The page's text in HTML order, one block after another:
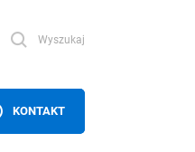
Wyszukaj
KONTAKT